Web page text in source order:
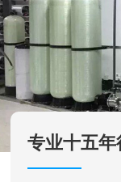
专业十五年